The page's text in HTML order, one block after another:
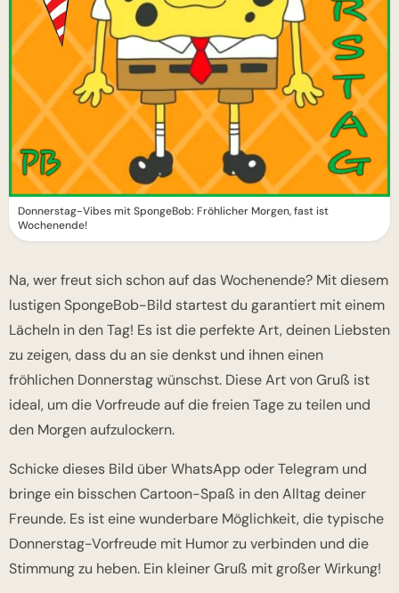
Donnerstag-Vibes mit SpongeBob: Fröhlicher Morgen, fast ist
Wochenende!
Na, wer freut sich schon auf das Wochenende? Mit diesem
lustigen SpongeBob-Bild startest du garantiert mit einem
Lächeln in den Tag! Es ist die perfekte Art, deinen Liebsten
zu zeigen, dass du an sie denkst und ihnen einen
fröhlichen Donnerstag wünschst. Diese Art von Gruß ist
ideal, um die Vorfreude auf die freien Tage zu teilen und
den Morgen aufzulockern.
Schicke dieses Bild über WhatsApp oder Telegram und
bringe ein bisschen Cartoon-Spaß in den Alltag deiner
Freunde. Es ist eine wunderbare Möglichkeit, die typische
Donnerstag-Vorfreude mit Humor zu verbinden und die
Stimmung zu heben. Ein kleiner Gruß mit großer Wirkung!